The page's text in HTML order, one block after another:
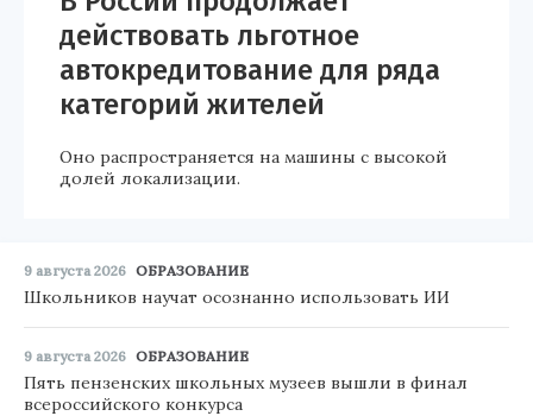
действовать льготное
автокредитование для ряда
категорий жителей
Оно распространяется на машины с высокой
долей локализации.
9 августа 2026 ОБРАЗОВАНИЕ
Школьников научат осознанно использовать ИИ
9 августа 2026 ОБРАЗОВАНИЕ
Пять пензенских школьных музеев вышли в финал
всероссийского конкурса